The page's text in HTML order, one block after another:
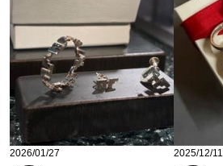
2026/01/27 2025/12/11